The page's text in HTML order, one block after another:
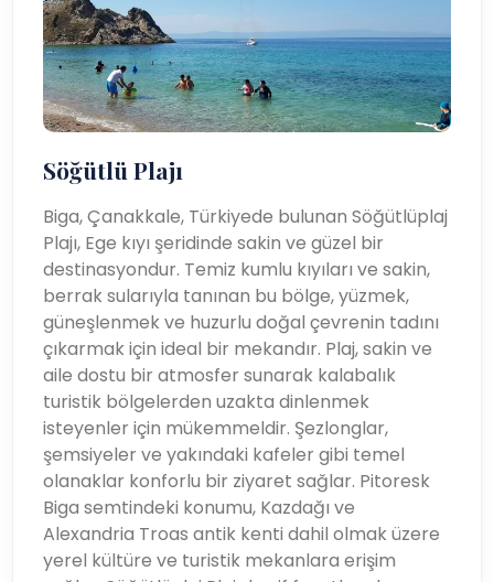
Söğütlü Plajı
Biga, Çanakkale, Türkiyede bulunan Söğütlüplaj
Plajı, Ege kıyı şeridinde sakin ve güzel bir
destinasyondur. Temiz kumlu kıyıları ve sakin,
berrak sularıyla tanınan bu bölge, yüzmek,
güneşlenmek ve huzurlu doğal çevrenin tadını
çıkarmak için ideal bir mekandır. Plaj, sakin ve
aile dostu bir atmosfer sunarak kalabalık
turistik bölgelerden uzakta dinlenmek
isteyenler için mükemmeldir. Şezlonglar,
şemsiyeler ve yakındaki kafeler gibi temel
olanaklar konforlu bir ziyaret sağlar. Pitoresk
Biga semtindeki konumu, Kazdağı ve
Alexandria Troas antik kenti dahil olmak üzere
yerel kültüre ve turistik mekanlara erişim